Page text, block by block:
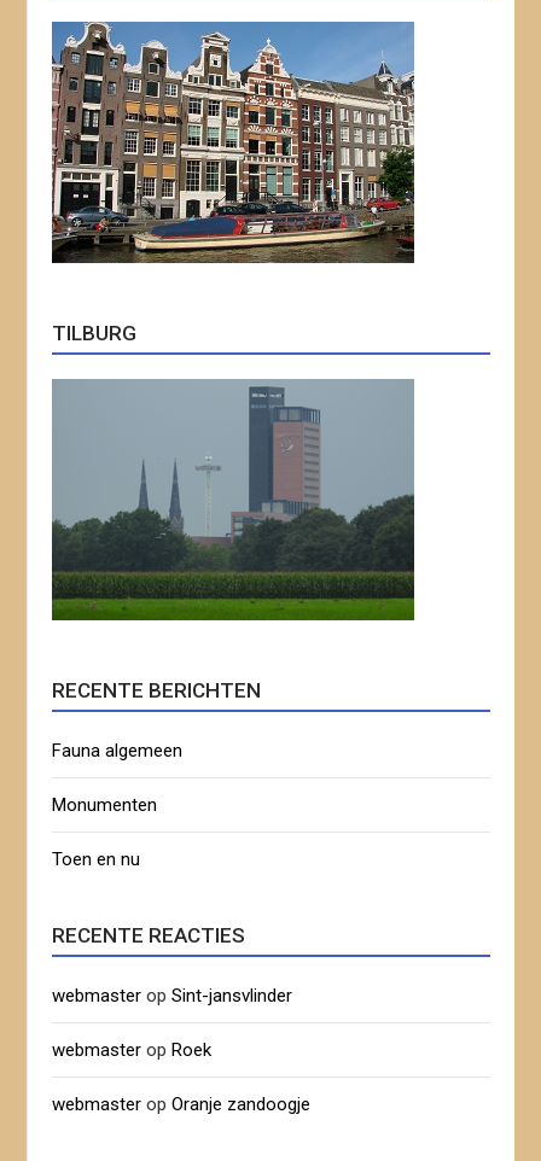
TILBURG
RECENTE BERICHTEN
Fauna algemeen
Monumenten
Toen en nu
RECENTE REACTIES
webmaster opSint-jansvlinder
webmaster opRoek
webmaster opOranje zandoogje